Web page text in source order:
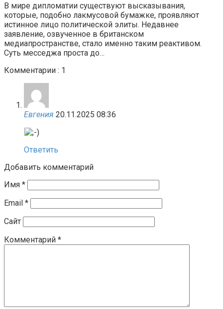
В мире дипломатии существуют высказывания,
которые, подобно лакмусовой бумажке, проявляют
истинное лицо политической элиты. Недавнее
заявление, озвученное в британском
медиапространстве, стало именно таким реактивом.
Суть месседжа проста до…
Комментарии : 1
Евгения 20.11.2025 08:36
Ответить
Добавить комментарий
Имя *
Email *
Сайт
Комментарий *